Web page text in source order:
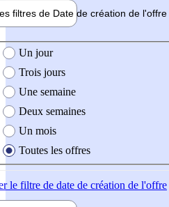
filtres de Date de création de l'offre
création de l'offre
Un jour
Trois jours
Une semaine
Deux semaines
Un mois
Toutes les offres
le filtre de date de création de l'offre